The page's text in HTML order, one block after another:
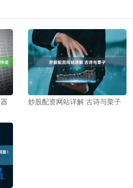
炒股配资网站详解 古诗与栗子